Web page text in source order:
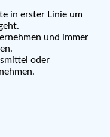
in erster Linie um
und immer
oder